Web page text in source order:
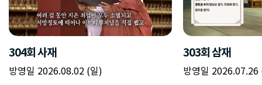
304회 사재
방영일 2026.08.02 (일)
303회 삼재
방영일 2026.07.26